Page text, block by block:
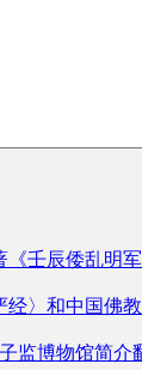
《壬辰倭乱明
经〉和中国佛
监博物馆简介